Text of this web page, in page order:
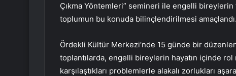
Çıkma Yöntemleri” semineri ile engelli
toplumun bu konuda bilinçlendirilmesi amaçlandı.
Ördekli Kültür Merkezi’nde 15 günde bir
toplantılarda, engelli bireylerin hayatın içinde
karşılaştıkları problemlerle alakalı zorlukları